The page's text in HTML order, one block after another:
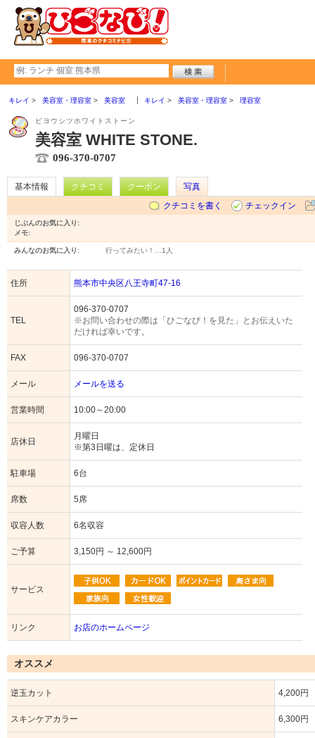
キレイ 美容室・理容室 美容室 キレイ 美容室・理容室 理容室
ビヨウシツホワイトストーン
美容室 WHITE STONE.
096-370-0707
基本情報 クチコミ クーポン
写真
クチコミを書く
チェックイン
じぶんのお気に入り:
メモ:
みんなのお気に入り: 行ってみたい！… 1人
住所 熊本市中央区八王寺町47-16
TEL
096-370-0707
※お問い合わせの際は「ひごなび！を見た」とお伝えいた
だければ幸いです。
FAX 096-370-0707
メール メールを送る
営業時間 10:00～20:00
店休日
月曜日
※第3日曜は、定休日
駐車場 6台
席数 5席
収容人数 6名収容
ご予算 3,150円 ～ 12,600円
サービス
リンク お店のホームページ
オススメ
逆玉カット 4,200円
スキンケアカラー 6,300円